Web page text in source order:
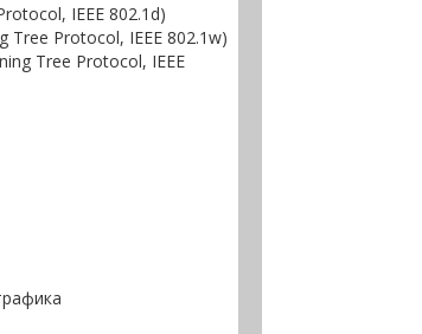
IEEE 802.1d)
Tree Protocol, IEEE 802.1w)
Tree Protocol, IEEE